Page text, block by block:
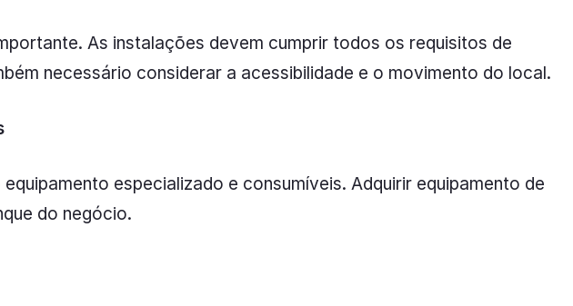
As instalações devem cumprir todos os requisitos de
necessário considerar a acessibilidade e o movimento do local.
especializado e consumíveis. Adquirir equipamento de
do negócio.